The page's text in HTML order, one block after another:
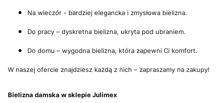
Na wieczór - bardziej elegancka i zmysłowa bielizna.
Do pracy – dyskretna bielizna, ukryta pod ubraniem.
Do domu – wygodna bielizna, która zapewni Ci komfort.
W naszej ofercie znajdziesz każdą z nich – zapraszamy na zakupy!
Bielizna damska w sklepie Julimex